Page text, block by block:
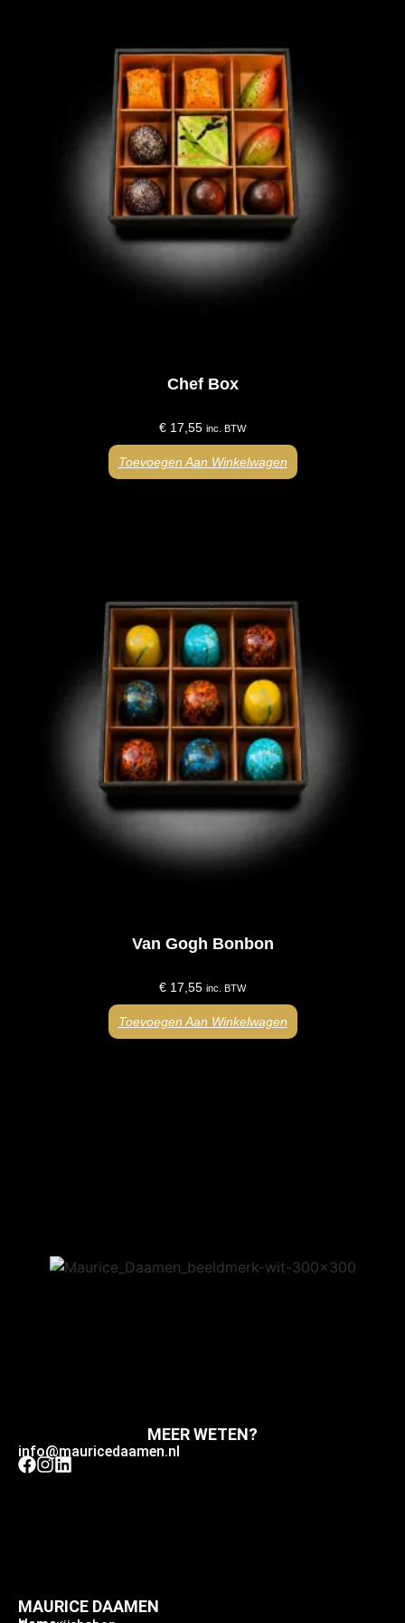
Chef Box
€ 17,55 inc. BTW
Toevoegen Aan Winkelwagen
Van Gogh Bonbon
€ 17,55 inc. BTW
Toevoegen Aan Winkelwagen
MEER WETEN?
info@mauricedaamen.nl
MAURICE DAAMEN